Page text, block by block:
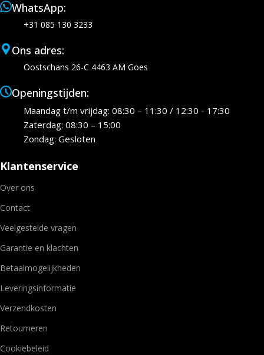
WhatsApp:
+31 085 130 3233
Ons adres:
Oostschans 26-C 4463 AM Goes
Openingstijden:
Maandag t/m vrijdag: 08:30 – 11:30 / 12:30 - 17:30
Zaterdag: 08:30 – 15:00
Zondag: Gesloten
Klantenservice
Over ons
Contact
Veelgestelde vragen
Garantie en klachten
Betaalmogelijkheden
Leveringsinformatie
Verzendkosten
Retourneren
Cookiebeleid